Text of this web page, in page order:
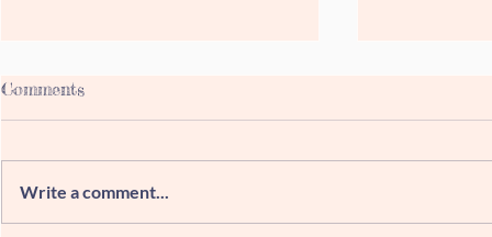
Comments
Write a comment...